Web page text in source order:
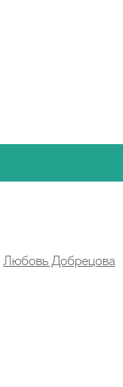
Любовь Добрецова